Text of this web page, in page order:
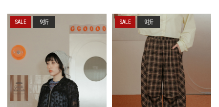
9折 9折